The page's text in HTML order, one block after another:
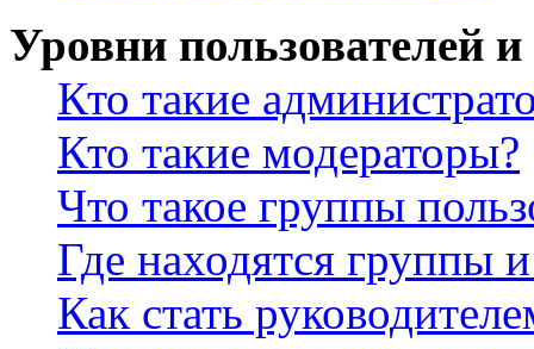
Уровни пользователей
Кто такие
Кто такие модераторы?
Что такое группы
Где находятся группы
Как стать